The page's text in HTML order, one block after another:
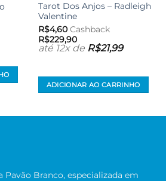
Tarot Dos Anjos – Radleigh
Valentine
R$4,60Cashback
R$229,90
até 12x de R$21,99
ADICIONAR AO CARRINHO
Pavão Branco, especializada em